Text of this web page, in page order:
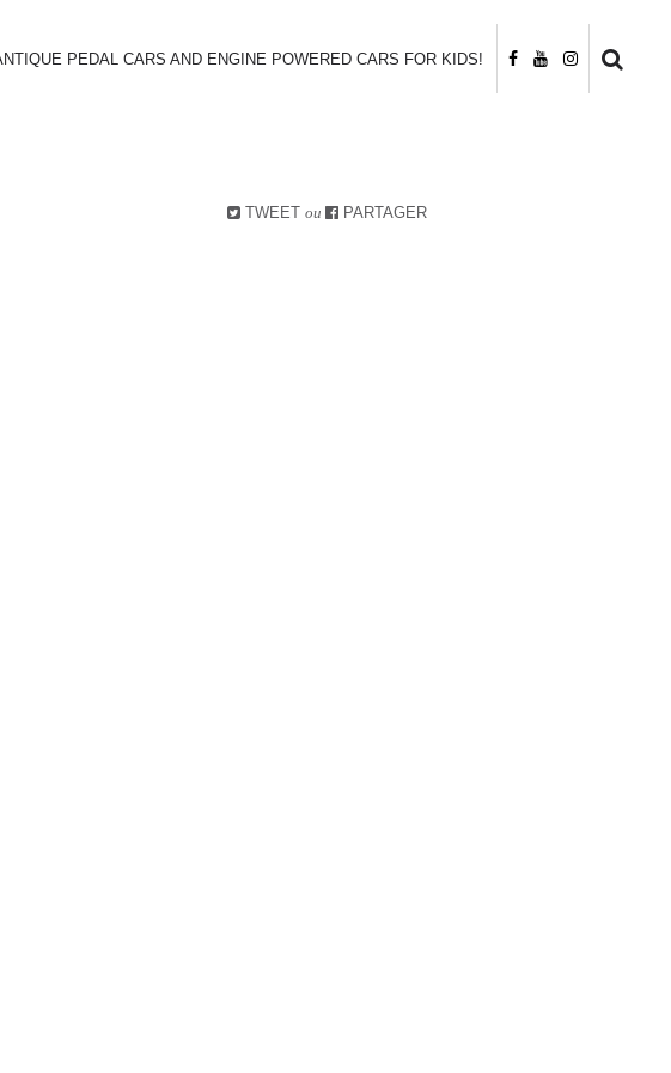
PEDAL CARS AND ENGINE POWERED CARS FOR KIDS!
TWEET ou PARTAGER